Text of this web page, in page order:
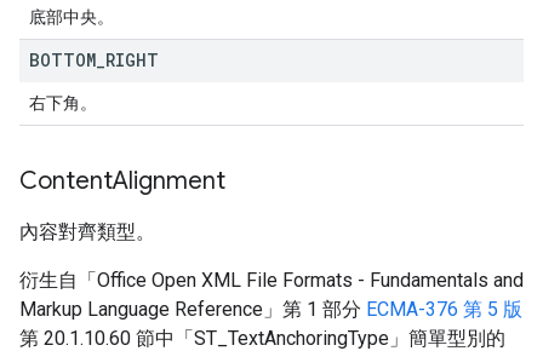
底部中央。
BOTTOM RIGHT
右下角。
ContentAlignment
內容對齊類型。
衍生自「Office Open XML File Formats - Fundamentals and
Markup Language Reference」第 1 部分 ECMA-376 第 5 版
第 20.1.10.60 節中「ST_TextAnchoringType」簡單型別的